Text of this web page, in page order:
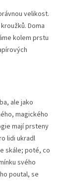
velikost.
Doma
kolem prstu
ale jako
magického
mají prsteny
lidi ukradl
skále; poté, co
svého
poutal, se